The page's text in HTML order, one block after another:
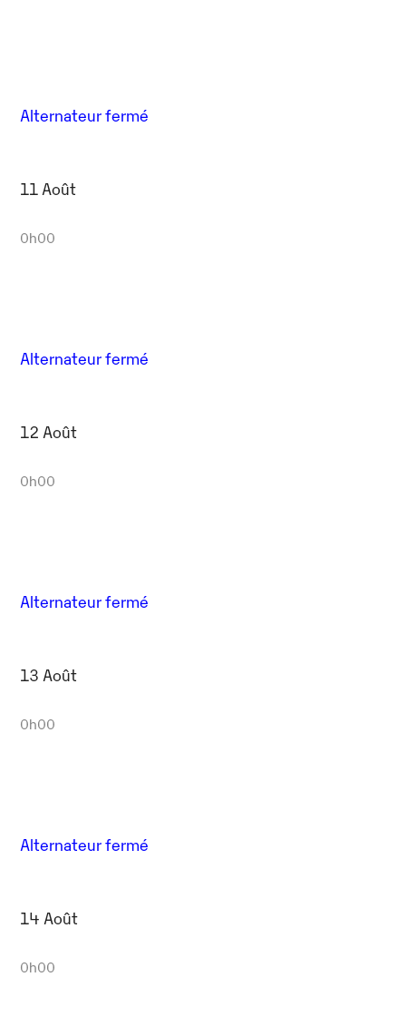
Alternateur fermé
11 Août
0h00
Alternateur fermé
12 Août
0h00
Alternateur fermé
13 Août
0h00
Alternateur fermé
14 Août
0h00